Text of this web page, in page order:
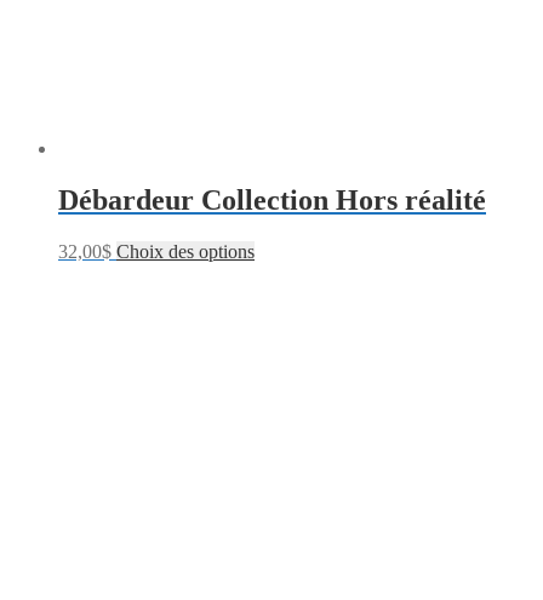
Débardeur Collection Hors réalité
32,00$ Choix des options